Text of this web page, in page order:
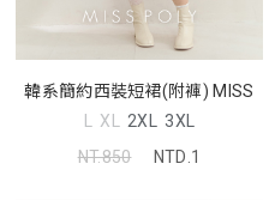
韓系簡約西裝短裙(附褲) MISS
L XL 2XL 3XL
NT.850
NTD.1